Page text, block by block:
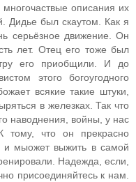
описания их
Дидье был скаутом. Как я
серьёзное движение. Он
лет. Отец его тоже был
его приобщили. И до
этого богоугодного
всякие такие штуки,
в железках. Так что
наводнения, войны, у нас
тому, что он прекрасно
и мыожет выжить в самой
Надежда, если,
присоединяйтесь к нам.